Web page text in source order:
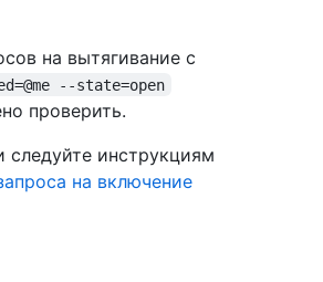
на вытягивание с
--state=open
проверить.
следуйте инструкциям
на включение